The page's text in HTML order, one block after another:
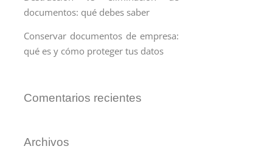
documentos: qué debes saber
Conservar documentos de empresa:
qué es y cómo proteger tus datos
Comentarios recientes
Archivos